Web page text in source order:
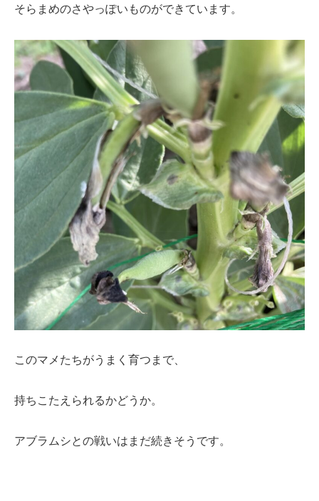
そらまめのさやっぽいものができています。
このマメたちがうまく育つまで、
持ちこたえられるかどうか。
アブラムシとの戦いはまだ続きそうです。